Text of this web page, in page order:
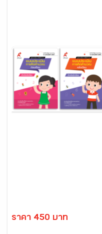
ราคา 450 บาท